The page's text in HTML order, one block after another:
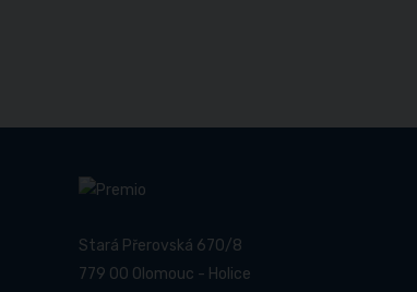
Stará Přerovská 670/8
779 00 Olomouc - Holice